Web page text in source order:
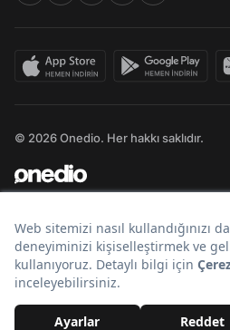
© 2026 Onedio. Her hakkı saklıdır.
Bir markasıdır.